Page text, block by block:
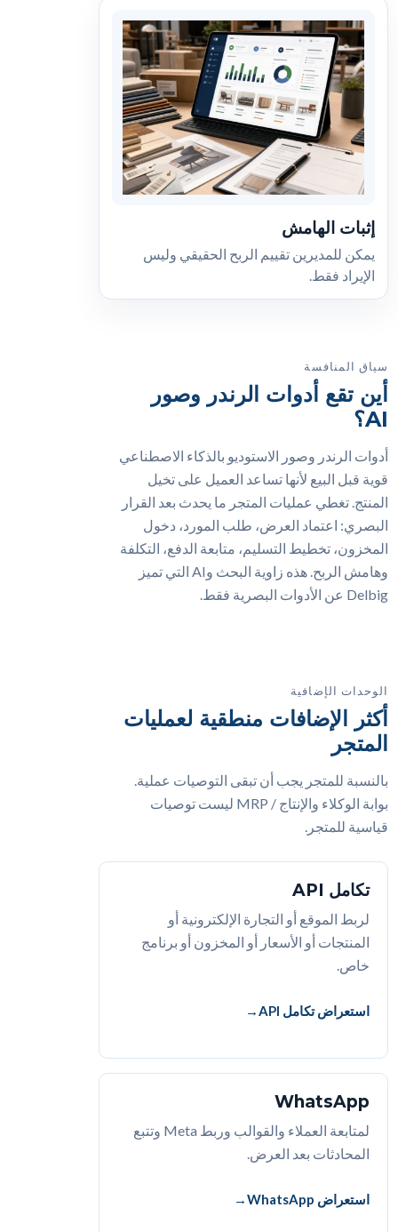
إثبات الهامش
يمكن للمديرين تقييم الربح الحقيقي وليس
الإيراد فقط.
سياق المنافسة
أين تقع أدوات الرندر وصور
AI؟
أدوات الرندر وصور الاستوديو بالذكاء الاصطناعي
قوية قبل البيع لأنها تساعد العميل على تخيل
المنتج. تغطي عمليات المتجر ما يحدث بعد القرار
البصري: اعتماد العرض، طلب المورد، دخول
المخزون، تخطيط التسليم، متابعة الدفع، التكلفة
وهامش الربح. هذه زاوية البحث وAI التي تميز
Delbig عن الأدوات البصرية فقط.
الوحدات الإضافية
أكثر الإضافات منطقية لعمليات
المتجر
بالنسبة للمتجر يجب أن تبقى التوصيات عملية.
بوابة الوكلاء والإنتاج / MRP ليست توصيات
قياسية للمتجر.
تكامل API
لربط الموقع أو التجارة الإلكترونية أو
المنتجات أو الأسعار أو المخزون أو برنامج
خاص.
استعراض تكامل API
WhatsApp
لمتابعة العملاء والقوالب وربط Meta وتتبع
المحادثات بعد العرض.
استعراض WhatsApp